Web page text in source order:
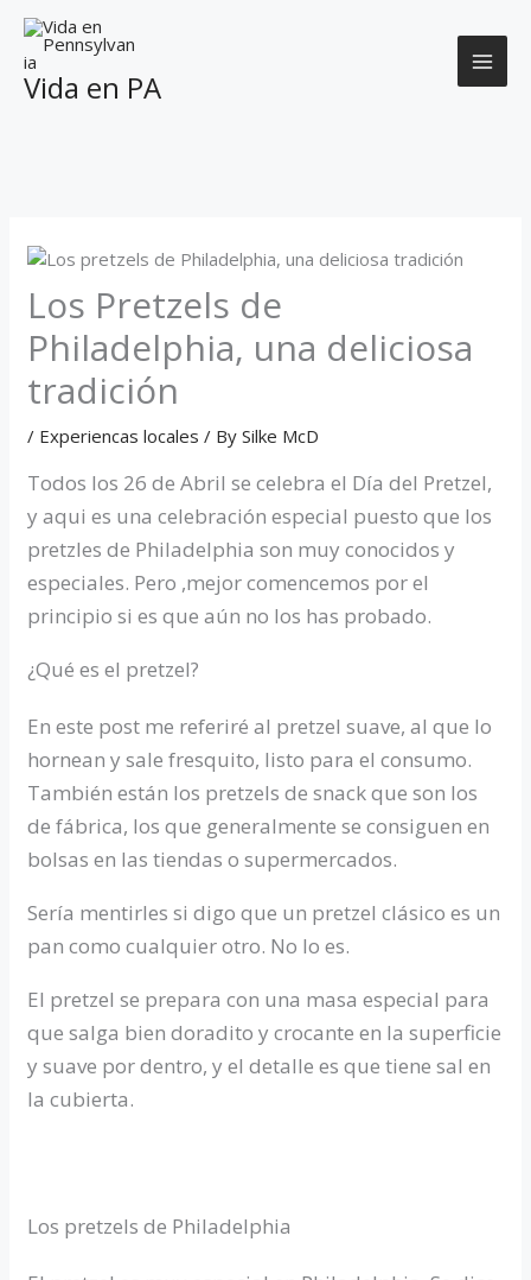
Skip
content
Vida en PA
Los Pretzels de
Philadelphia, una deliciosa
tradición
/ Experiencas locales / BySilke McD
Todos los 26 de Abril se celebra el Día del Pretzel,
y aqui es una celebración especial puesto que los
pretzles de Philadelphia son muy conocidos y
especiales. Pero ,mejor comencemos por el
principio si es que aún no los has probado.
¿Qué es el pretzel?
En este post me referiré al pretzel suave, al que lo
hornean y sale fresquito, listo para el consumo.
También están los pretzels de snack que son los
de fábrica, los que generalmente se consiguen en
bolsas en las tiendas o supermercados.
Sería mentirles si digo que un pretzel clásico es un
pan como cualquier otro. No lo es.
El pretzel se prepara con una masa especial para
que salga bien doradito y crocante en la superficie
y suave por dentro, y el detalle es que tiene sal en
la cubierta.
Los pretzels de Philadelphia